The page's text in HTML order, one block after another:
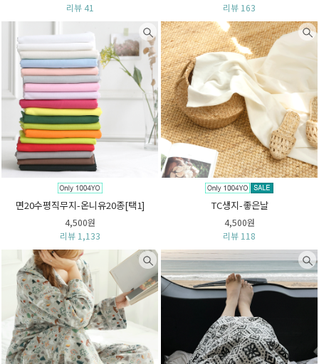
리뷰 41
리뷰 163
면20수평직무지-온니유20종[택1]
4,500원
리뷰 1,133
TC생지-좋은날
4,500원
리뷰 118